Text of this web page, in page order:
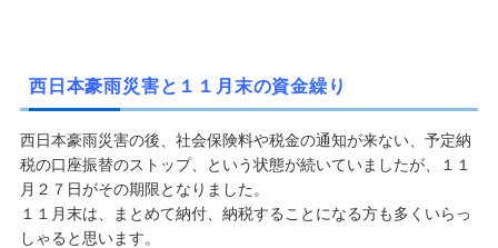
西日本豪雨災害と１１月末の資金繰り
西日本豪雨災害の後、社会保険料や税金の通知が来ない、予定納
税の口座振替のストップ、という状態が続いていましたが、１１
月２７日がその期限となりました。
１１月末は、まとめて納付、納税することになる方も多くいらっ
しゃると思います。